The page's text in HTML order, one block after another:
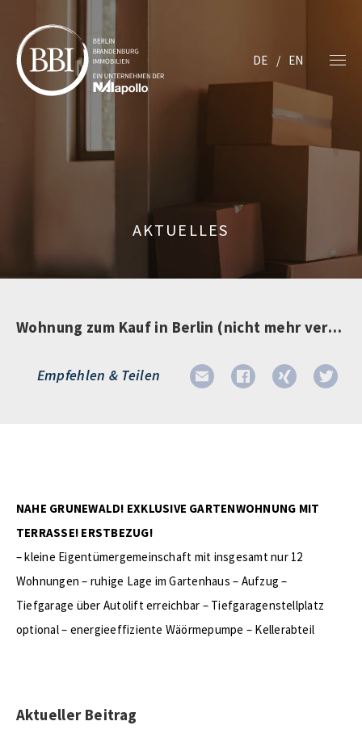
DE EN
AKTUELLES
Wohnung zum Kauf in Berlin (nicht mehr verfügbar)
Empfehlen & Teilen
NAHE GRUNEWALD! EXKLUSIVE GARTENWOHNUNG MIT
TERRASSE! ERSTBEZUG!
– kleine Eigentümergemeinschaft mit insgesamt nur 12
Wohnungen – ruhige Lage im Gartenhaus – Aufzug –
Tiefgarage über Autolift erreichbar – Tiefgaragenstellplatz
optional – energieeffiziente Wäörmepumpe – Kellerabteil
Aktueller Beitrag